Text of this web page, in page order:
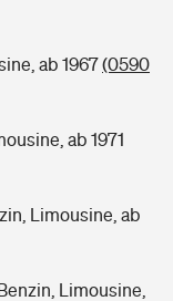
ab 1967(0590
ab 1971
Limousine, ab
Limousine,